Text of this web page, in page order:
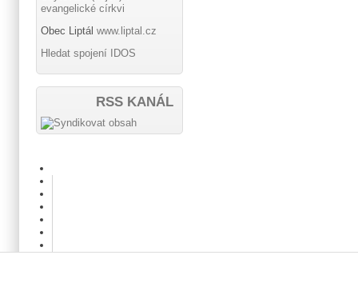
evangelické církvi
Obec Liptál www.liptal.cz
Hledat spojení IDOS
RSS KANÁL